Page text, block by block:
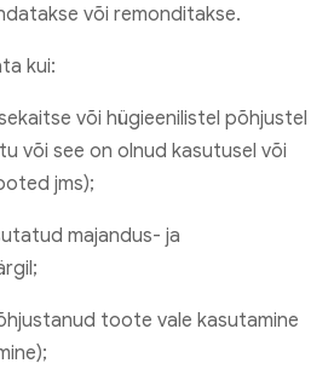
või remonditakse.
kui:
või hügieenilistel põhjustel
või see on olnud kasutusel või
jms);
majandus- ja
toote vale kasutamine